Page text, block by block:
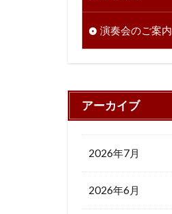
演奏会のご案内
アーカイブ
2026年7月
2026年6月